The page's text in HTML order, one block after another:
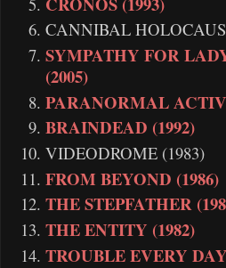
CANNIBAL
SYMPATHY FOR
(2005)
PARANORMAL
BRAINDEAD (1992)
VIDEODROME (1983)
FROM BEYOND (1986)
THE STEPFATHER
THE ENTITY (1982)
TROUBLE EVERY